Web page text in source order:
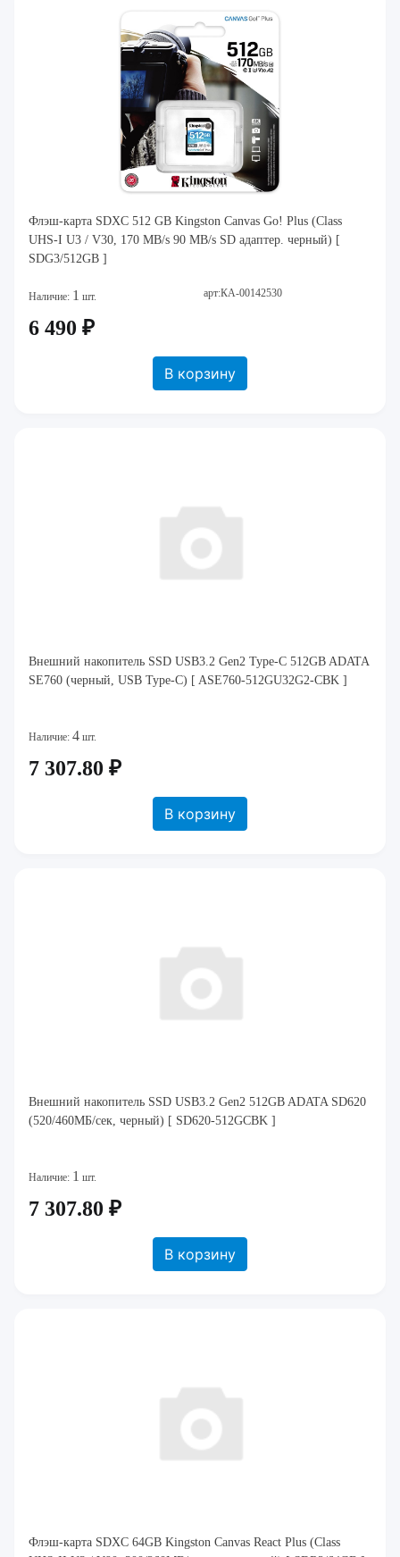
Флэш-карта SDXC 512 GB Kingston Canvas Go! Plus (Class
UHS-I U3 / V30, 170 MB/s 90 MB/s SD адаптер. черный) [
SDG3/512GB ]
Наличие: 1 шт. арт:КА-00142530
6 490 ₽
В корзину
Внешний накопитель SSD USB3.2 Gen2 Type-C 512GB ADATA
SE760 (черный, USB Type-C) [ ASE760-512GU32G2-CBK ]
Наличие: 4 шт.
7 307.80 ₽
В корзину
Внешний накопитель SSD USB3.2 Gen2 512GB ADATA SD620
(520/460МБ/сек, черный) [ SD620-512GCBK ]
Наличие: 1 шт.
7 307.80 ₽
В корзину
Флэш-карта SDXC 64GB Kingston Canvas React Plus (Class